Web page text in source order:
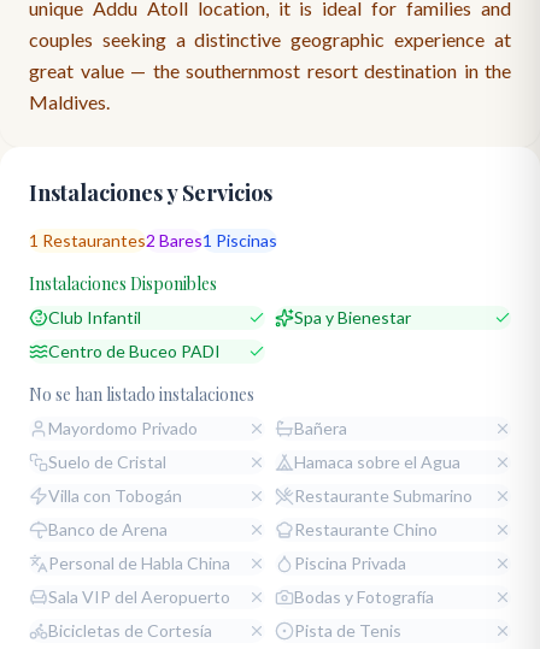
unique Addu Atoll location, it is ideal for families and
couples seeking a distinctive geographic experience at
great value — the southernmost resort destination in the
Maldives.
Instalaciones y Servicios
1 Restaurantes2 Bares1 Piscinas
Instalaciones Disponibles
Club Infantil
Spa y Bienestar
Centro de Buceo PADI
No se han listado instalaciones
Mayordomo Privado
Bañera
Suelo de Cristal
Hamaca sobre el Agua
Villa con Tobogán
Restaurante Submarino
Banco de Arena
Restaurante Chino
Personal de Habla China
Piscina Privada
Sala VIP del Aeropuerto
Bodas y Fotografía
Bicicletas de Cortesía
Pista de Tenis